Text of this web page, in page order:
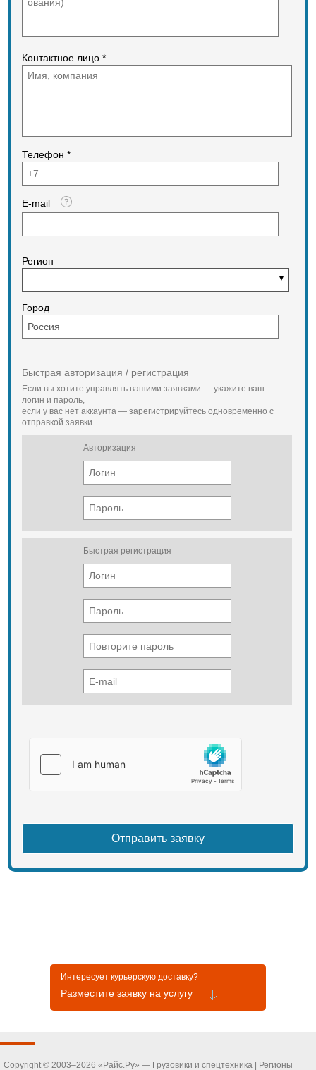
Контактное лицо *
Телефон *
E-mail
Регион
Город
Быстрая авторизация / регистрация
Если вы хотите управлять вашими заявками — укажите ваш
логин и пароль,
если у вас нет аккаунта — зарегистрируйтесь одновременно с
отправкой заявки.
Авторизация
Быстрая регистрация
Интересует курьерскую доставку?
Разместите заявку на услугу
Copyright © 2003–2026 «Райс.Ру» — Грузовики и спецтехника | Регионы